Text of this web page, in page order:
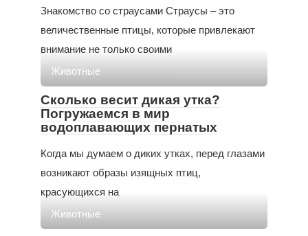
Знакомство со страусами Страусы – это
величественные птицы, которые привлекают
внимание не только своими
Животные
Сколько весит дикая утка?
Погружаемся в мир
водоплавающих пернатых
Когда мы думаем о диких утках, перед глазами
возникают образы изящных птиц,
красующихся на
Животные